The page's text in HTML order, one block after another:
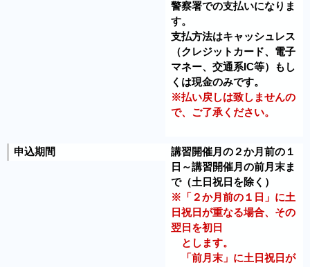
警察署での支払いになりま
す。
支払方法はキャッシュレス
（クレジットカード、電子
マネー、交通系IC等）もし
くは現金のみです。
※払い戻しは致しませんの
で、ご了承ください。
申込期間
講習開催月の２か月前の１
日～講習開催月の前月末ま
で（土日祝日を除く）
※「２か月前の１日」に土
日祝日が重なる場合、その
翌日を初日
とします。
「前月末」に土日祝日が